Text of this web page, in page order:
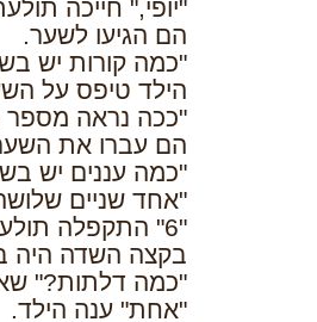
"יופי," חייכה
הם הגיעו לשער.
"כמה קורות יש
הילד טיפס על
"ככה נראה מספר 5," אמרה תולעת מספרים.
הם עברו את
"כמה עננים יש
"אחד שניים
"6" התקפלה תולעת מספרים.
בקצה השדה היה
"כמה דלתות?"
"אחת" ענה הילד.